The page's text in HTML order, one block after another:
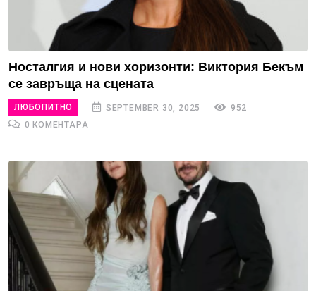
Носталгия и нови хоризонти: Виктория Бекъм
се завръща на сцената
ЛЮБОПИТНО SEPTEMBER 30, 2025
952
0 КОМЕНТАРА